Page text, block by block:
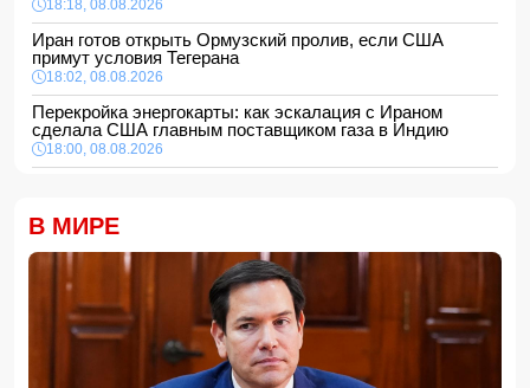
18:18, 08.08.2026
Иран готов открыть Ормузский пролив, если США
примут условия Тегерана
18:02, 08.08.2026
Перекройка энергокарты: как эскалация с Ираном
сделала США главным поставщиком газа в Индию
18:00, 08.08.2026
16:48, 08.08.2026
Турция ограничивает проход коммерческих судов в
Черное море
16:28, 08.08.2026
Каковы основные признаки гормональных нарушений?-
В МИРЕ